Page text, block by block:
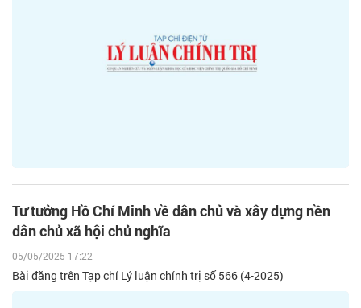
Tư tưởng Hồ Chí Minh về dân chủ và xây dựng nền
dân chủ xã hội chủ nghĩa
05/05/2025 17:22
Bài đăng trên Tạp chí Lý luận chính trị số 566 (4-2025)